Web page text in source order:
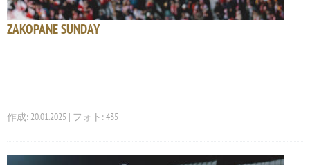
ZAKOPANE SUNDAY
作成: 20.01.2025 | フォト: 435